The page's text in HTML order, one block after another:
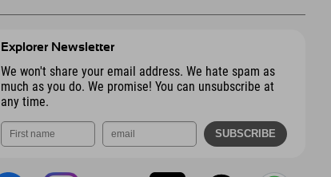
Explorer Newsletter
We won't share your email address. We hate spam as
much as you do. We promise! You can unsubscribe at
any time.